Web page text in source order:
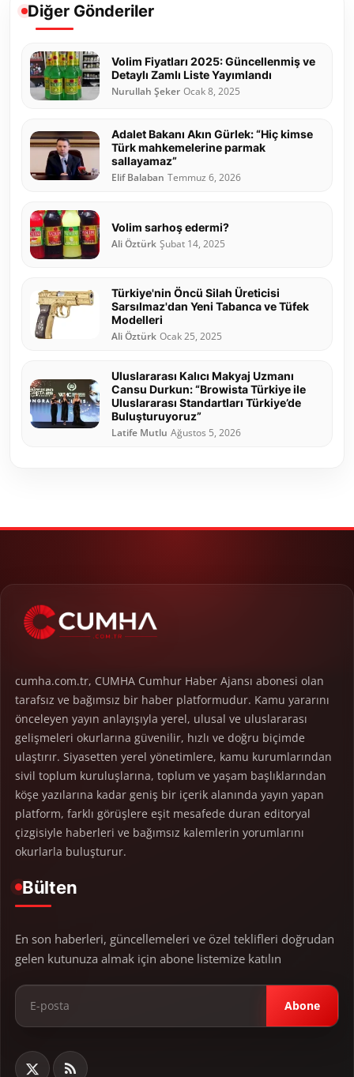
Diğer Gönderiler
Volim Fiyatları 2025: Güncellenmiş ve
Detaylı Zamlı Liste Yayımlandı
Nurullah Şeker Ocak 8, 2025
Adalet Bakanı Akın Gürlek: “Hiç kimse
Türk mahkemelerine parmak
sallayamaz”
Elif Balaban Temmuz 6, 2026
Volim sarhoş edermi?
Ali Öztürk Şubat 14, 2025
Türkiye'nin Öncü Silah Üreticisi
Sarsılmaz'dan Yeni Tabanca ve Tüfek
Modelleri
Ali Öztürk Ocak 25, 2025
Uluslararası Kalıcı Makyaj Uzmanı
Cansu Durkun: “Browista Türkiye ile
Uluslararası Standartları Türkiye’de
Buluşturuyoruz”
Latife Mutlu Ağustos 5, 2026
cumha.com.tr, CUMHA Cumhur Haber Ajansı abonesi olan
tarafsız ve bağımsız bir haber platformudur. Kamu yararını
önceleyen yayın anlayışıyla yerel, ulusal ve uluslararası
gelişmeleri okurlarına güvenilir, hızlı ve doğru biçimde
ulaştırır. Siyasetten yerel yönetimlere, kamu kurumlarından
sivil toplum kuruluşlarına, toplum ve yaşam başlıklarından
köşe yazılarına kadar geniş bir içerik alanında yayın yapan
platform, farklı görüşlere eşit mesafede duran editoryal
çizgisiyle haberleri ve bağımsız kalemlerin yorumlarını
okurlarla buluşturur.
Bülten
En son haberleri, güncellemeleri ve özel teklifleri doğrudan
gelen kutunuza almak için abone listemize katılın
Abone